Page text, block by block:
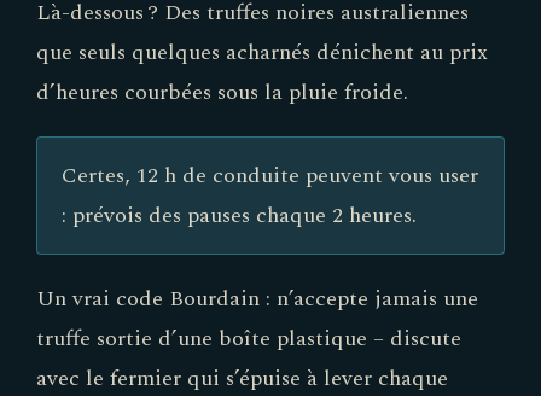
Là-dessous ? Des truffes noires australiennes
que seuls quelques acharnés dénichent au prix
d’heures courbées sous la pluie froide.
Certes, 12 h de conduite peuvent vous user
: prévois des pauses chaque 2 heures.
Un vrai code Bourdain : n’accepte jamais une
truffe sortie d’une boîte plastique – discute
avec le fermier qui s’épuise à lever chaque